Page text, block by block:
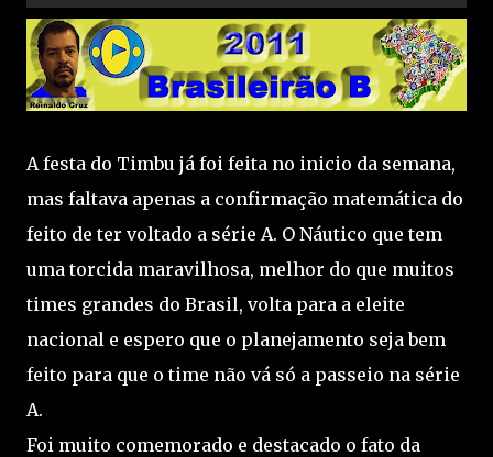
A festa do Timbu já foi feita no inicio da semana,
mas faltava apenas a confirmação matemática do
feito de ter voltado a série A. O Náutico que tem
uma torcida maravilhosa, melhor do que muitos
times grandes do Brasil, volta para a eleite
nacional e espero que o planejamento seja bem
feito para que o time não vá só a passeio na série
A.
Foi muito comemorado e destacado o fato da